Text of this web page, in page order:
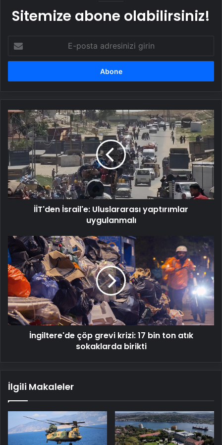
Sitemize abone olabilirsiniz!
posta
adresinizi
İİT'den
İsrail'e:
Uluslararası
yaptırımlar
uygulanmalı
İİT'den İsrail'e: Uluslararası yaptırımlar
uygulanmalı
İngiltere'de
çöp
grevi
krizi:
bin
ton
atık
sokaklarda
İngiltere'de çöp grevi krizi: 17 bin ton atık
sokaklarda birikti
İlgili Makaleler